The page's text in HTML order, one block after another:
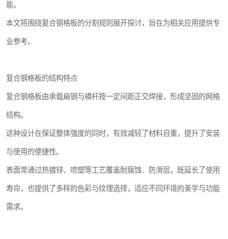
能。
本文将围绕复合钢格板的分割规则展开探讨，旨在为相关应用提供专
业参考。
复合钢格板的结构特点
复合钢格板由承载扁钢与横杆按一定间距正交焊接，形成坚固的网格
结构。
这种设计在保证整体强度的同时，有效减轻了材料自重，提升了安装
与使用的便捷性。
表面常通过热镀锌、喷塑等工艺覆盖耐腐蚀、防滑层，既延长了使用
寿命，也提供了多样的色彩与纹理选择，适应不同环境的美学与功能
需求。